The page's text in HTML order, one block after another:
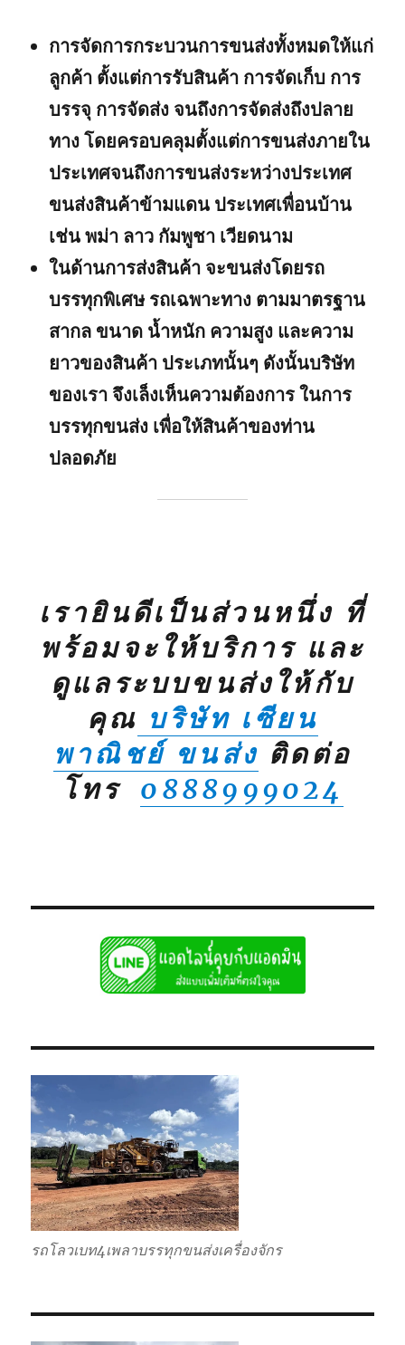
การจัดการกระบวนการขนส่งทั้งหมดให้แก่
ลูกค้า ตั้งแต่การรับสินค้า การจัดเก็บ การ
บรรจุ การจัดส่ง จนถึงการจัดส่งถึงปลาย
ทาง โดยครอบคลุมตั้งแต่การขนส่งภายใน
ประเทศจนถึงการขนส่งระหว่างประเทศ
ขนส่งสินค้าข้ามแดน ประเทศเพื่อนบ้าน
เช่น พม่า ลาว กัมพูชา เวียดนาม
ในด้านการส่งสินค้า จะขนส่งโดยรถ
บรรทุกพิเศษ รถเฉพาะทาง ตามมาตรฐาน
สากล ขนาด น้ำหนัก ความสูง และความ
ยาวของสินค้า ประเภทนั้นๆ ดังนั้นบริษัท
ของเรา จึงเล็งเห็นความต้องการ ในการ
บรรทุกขนส่ง เพื่อให้สินค้าของท่าน
ปลอดภัย
เรายินดีเป็นส่วนหนึ่ง ที่
พร้อมจะให้บริการ และ
ดูแลระบบขนส่งให้กับ
คุณ บริษัท เซียน
พาณิชย์ ขนส่ง ติดต่อ
โทร 0888999024
รถโลวเบท4เพลาบรรทุกขนส่งเครื่องจักร